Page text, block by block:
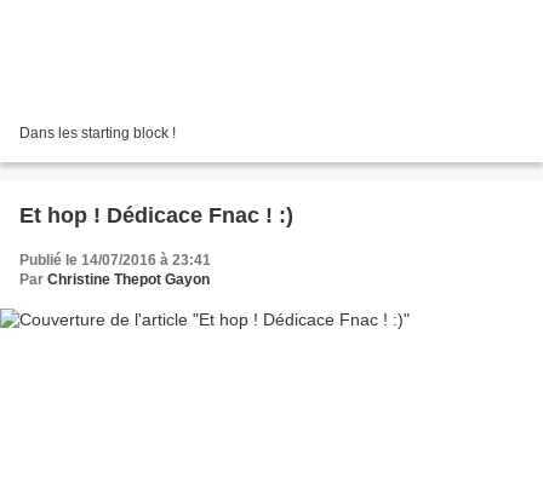
Dans les starting block !
Et hop ! Dédicace Fnac ! :)
Publié le 14/07/2016 à 23:41
Par Christine Thepot Gayon